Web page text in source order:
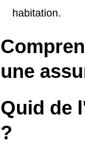
habitation.
une
Quid de
?